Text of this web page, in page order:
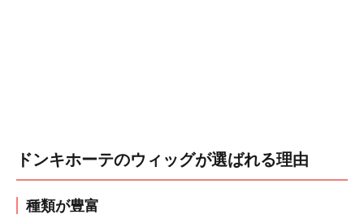
ドンキホーテのウィッグが選ばれる理由
種類が豊富